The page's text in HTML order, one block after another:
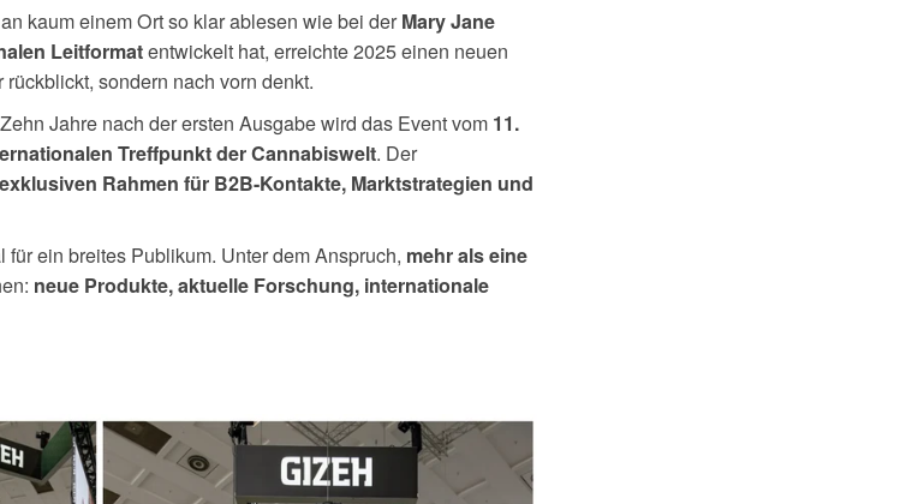
kaum einem Ort so klar ablesen wie bei derMary Jane
Leitformatentwickelt hat, erreichte 2025 einen neuen
sondern nach vorn denkt.
Jahre nach der ersten Ausgabe wird das Event vom 11.
Treffpunkt der Cannabiswelt. Der
exklusiven Rahmen für B2B-Kontakte, Marktstrategien und
ein breites Publikum. Unter dem Anspruch, mehr als eine
neue Produkte, aktuelle Forschung, internationale